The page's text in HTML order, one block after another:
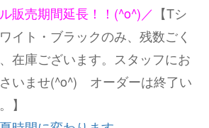
販売期間延長！！(^o^)／ 【Tシ
イト・ブラックのみ、残数ごく
在庫ございます。スタッフにお
いませ(^o^) オーダーは終了い
】